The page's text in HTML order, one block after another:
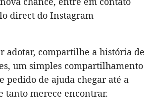
direct do Instagram
adotar, compartilhe a história de
um simples compartilhamento
pedido de ajuda chegar até a
tanto merece encontrar.